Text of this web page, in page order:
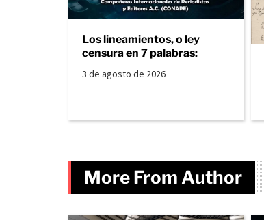
Los lineamientos, o ley
censura en 7 palabras:
3 de agosto de 2026
More From Author